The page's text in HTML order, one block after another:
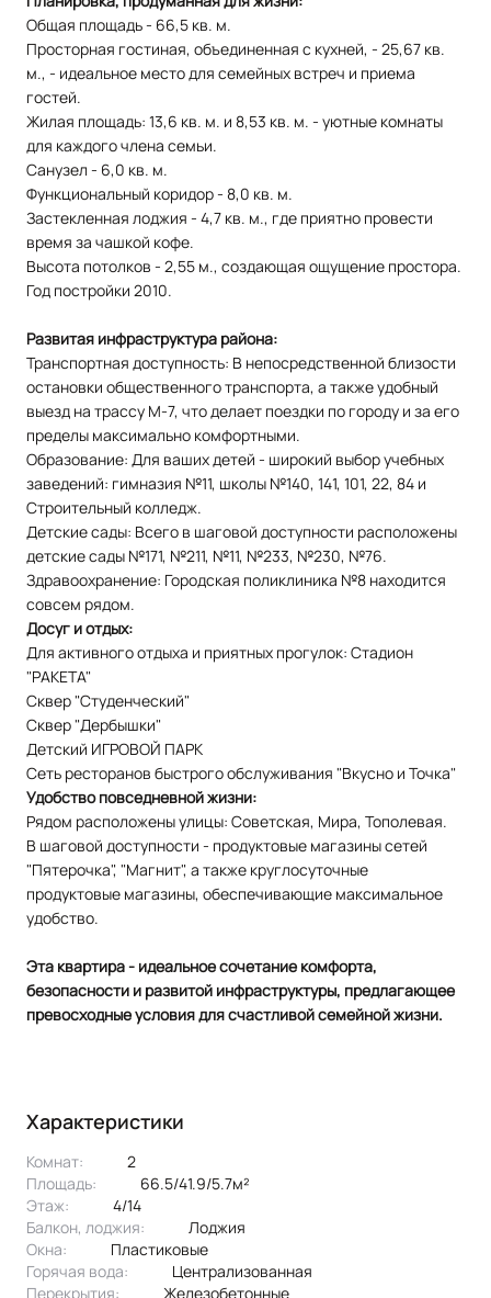
Общая площадь - 66,5 кв. м.
Просторная гостиная, объединенная с кухней, - 25,67 кв.
м., - идеальное место для семейных встреч и приема
гостей.
Жилая площадь: 13,6 кв. м. и 8,53 кв. м. - уютные комнаты
для каждого члена семьи.
Санузел - 6,0 кв. м.
Функциональный коридор - 8,0 кв. м.
Застекленная лоджия - 4,7 кв. м., где приятно провести
время за чашкой кофе.
Высота потолков - 2,55 м., создающая ощущение простора.
Год постройки 2010.
Развитая инфраструктура района:
Транспортная доступность: В непосредственной близости
остановки общественного транспорта, а также удобный
выезд на трассу М-7, что делает поездки по городу и за его
пределы максимально комфортными.
Образование: Для ваших детей - широкий выбор учебных
заведений: гимназия №11, школы №140, 141, 101, 22, 84 и
Строительный колледж.
Детские сады: Всего в шаговой доступности расположены
детские сады №171, №211, №11, №233, №230, №76.
Здравоохранение: Городская поликлиника №8 находится
совсем рядом.
Досуг и отдых:
Для активного отдыха и приятных прогулок: Стадион
"РАКЕТА"
Сквер "Студенческий"
Сквер "Дербышки"
Детский ИГРОВОЙ ПАРК
Сеть ресторанов быстрого обслуживания "Вкусно и Точка"
Удобство повседневной жизни:
Рядом расположены улицы: Советская, Мира, Тополевая.
В шаговой доступности - продуктовые магазины сетей
"Пятерочка", "Магнит", а также круглосуточные
продуктовые магазины, обеспечивающие максимальное
удобство.
Эта квартира - идеальное сочетание комфорта,
безопасности и развитой инфраструктуры, предлагающее
превосходные условия для счастливой семейной жизни.
Характеристики
Комнат:
2
Площадь:
66.5/41.9/5.7м²
Этаж:
4/14
Балкон, лоджия:
лоджия
Окна:
пластиковые
Горячая вода:
централизованная
Перекрытия:
железобетонные